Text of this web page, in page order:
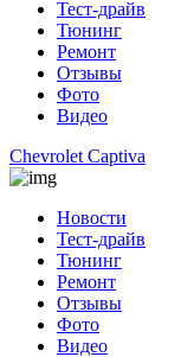
Тест-драйв
Тюнинг
Ремонт
Отзывы
Фото
Видео
Chevrolet Captiva
Новости
Тест-драйв
Тюнинг
Ремонт
Отзывы
Фото
Видео